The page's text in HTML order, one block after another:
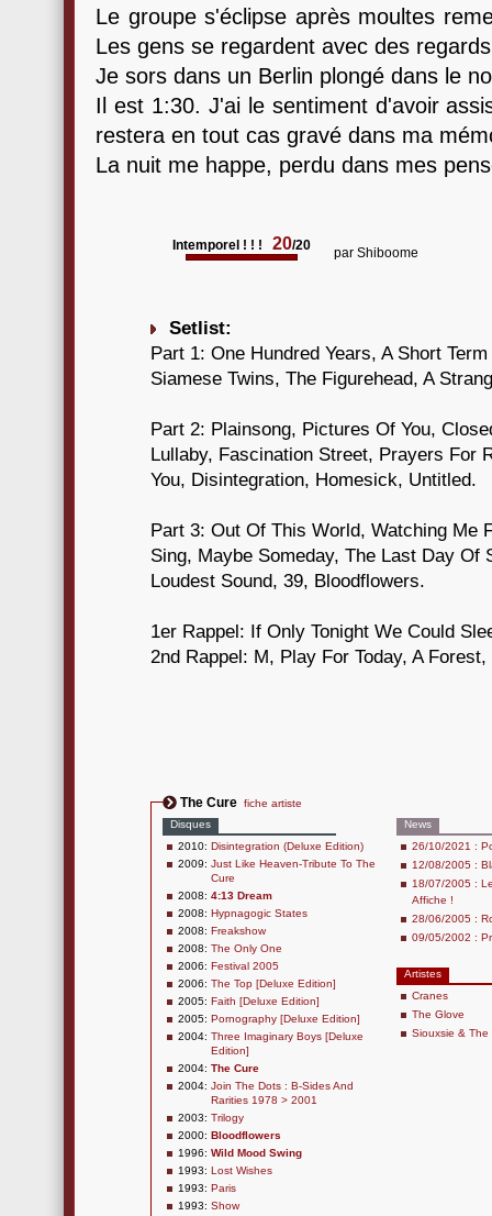
Le groupe s'éclipse après moultes
Les gens se regardent avec des
Je sors dans un Berlin plongé dans le
Il est 1:30. J'ai le sentiment d'avoir
restera en tout cas gravé dans ma
La nuit me happe, perdu dans mes
Intemporel ! ! ! 20/20 par Shiboome
Setlist:
Part 1: One Hundred Years, A Short
Siamese Twins, The Figurehead, A
Part 2: Plainsong, Pictures Of You,
Lullaby, Fascination Street, Prayers For
You, Disintegration, Homesick, Untitled.
Part 3: Out Of This World, Watching Me
Sing, Maybe Someday, The Last Day Of
Loudest Sound, 39, Bloodflowers.
1er Rappel: If Only Tonight We Could
2nd Rappel: M, Play For Today, A
The Cure fiche artiste
Disques
2010: Disintegration (Deluxe Edition)
2009: Just Like Heaven-Tribute To The
Cure
2008: 4:13 Dream
2008: Hypnagogic States
2008: Freakshow
2008: The Only One
2006: Festival 2005
2006: The Top [Deluxe Edition]
2005: Faith [Deluxe Edition]
2005: Pornography [Deluxe Edition]
2004: Three Imaginary Boys [Deluxe
Edition]
2004: The Cure
2004: Join The Dots : B-Sides And
Rarities 1978 > 2001
2003: Trilogy
2000: Bloodflowers
1996: Wild Mood Swing
1993: Lost Wishes
1993: Paris
1993: Show
News
26/10/2021 :
12/08/2005 :
18/07/2005 :
Affiche !
28/06/2005 :
09/05/2002 :
Artistes
Cranes
The Glove
Siouxsie & The